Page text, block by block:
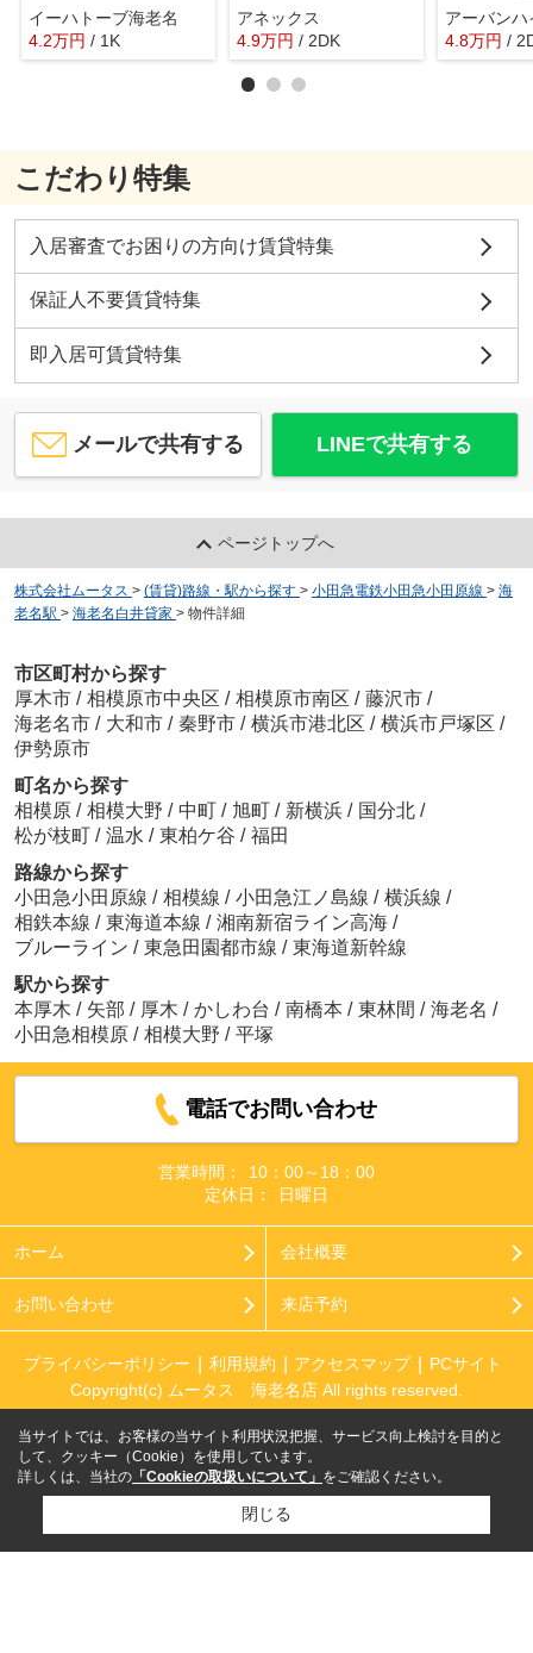
イーハトーブ海老名
4.2万円 / 1K
アネックス
4.9万円 / 2DK
アーバンハ
4.8万円 /
こだわり特集
入居審査でお困りの方向け賃貸特集
保証人不要賃貸特集
即入居可賃貸特集
メールで共有する LINEで共有する
ページトップへ
株式会社ムータス > (賃貸)路線・駅から探す > 小田急電鉄小田急小田原線 > 海
老名駅 > 海老名白井貸家 > 物件詳細
市区町村から探す
厚木市 / 相模原市中央区 / 相模原市南区 / 藤沢市 /
海老名市 / 大和市 / 秦野市 / 横浜市港北区 / 横浜市戸塚区 /
伊勢原市
町名から探す
相模原 / 相模大野 / 中町 / 旭町 / 新横浜 / 国分北 /
松が枝町 / 温水 / 東柏ケ谷 / 福田
路線から探す
小田急小田原線 / 相模線 / 小田急江ノ島線 / 横浜線 /
相鉄本線 / 東海道本線 / 湘南新宿ライン高海 /
ブルーライン / 東急田園都市線 / 東海道新幹線
駅から探す
本厚木 / 矢部 / 厚木 / かしわ台 / 南橋本 / 東林間 / 海老名 /
小田急相模原 / 相模大野 / 平塚
電話でお問い合わせ
営業時間：
10：00～18：00
定休日：
日曜日
ホーム 会社概要
お問い合わせ 来店予約
プライバシーポリシー 利用規約 アクセスマップ
PCサイト
Copyright(c) ムータス 海老名店 All rights reserved.
当サイトでは、お客様の当サイト利用状況把握、サービス向上検討を目的と
して、クッキー（Cookie）を使用しています。
詳しくは、当社の 「Cookieの取扱いについて」 をご確認ください。
閉じる